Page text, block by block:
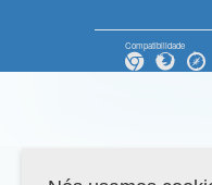
Compatibilidade